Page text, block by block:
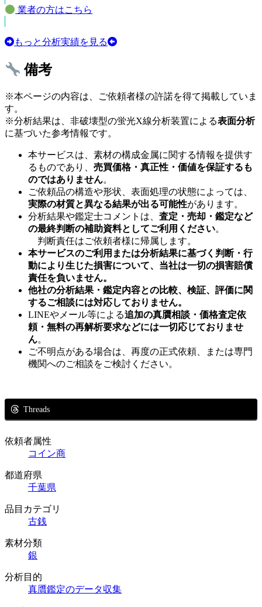
業者の方はこちら
もっと分析実績を見る
備考
※本ページの内容は、ご依頼者様の許諾を得て掲載していま
す。
※分析結果は、非破壊型の蛍光X線分析装置による表面分析
に基づいた参考情報です。
本サービスは、素材の構成金属に関する情報を提供す
るものであり、 売買価格・真正性・価値を保証するも
のではありません。
ご依頼品の構造や形状、表面処理の状態によっては、
実際の材質と異なる結果が出る可能性があります。
分析結果や鑑定士コメントは、 査定・売却・鑑定など
の最終判断の補助資料としてご利用ください。
判断責任はご依頼者様に帰属します。
本サービスのご利用または分析結果に基づく判断・行
動により生じた損害について、当社は一切の損害賠償
責任を負いません。
他社の分析結果・鑑定内容との比較、検証、評価に関
するご相談には対応しておりません。
LINEやメール等による追加の真贋相談・価格査定依
頼・無料の再解析要求などには一切応じておりませ
ん。
ご不明点がある場合は、再度の正式依頼、または専門
機関へのご相談をご検討ください。
Threads
依頼者属性
コイン商
都道府県
千葉県
品目カテゴリ
古銭
素材分類
銀
分析目的
真贋鑑定のデータ収集